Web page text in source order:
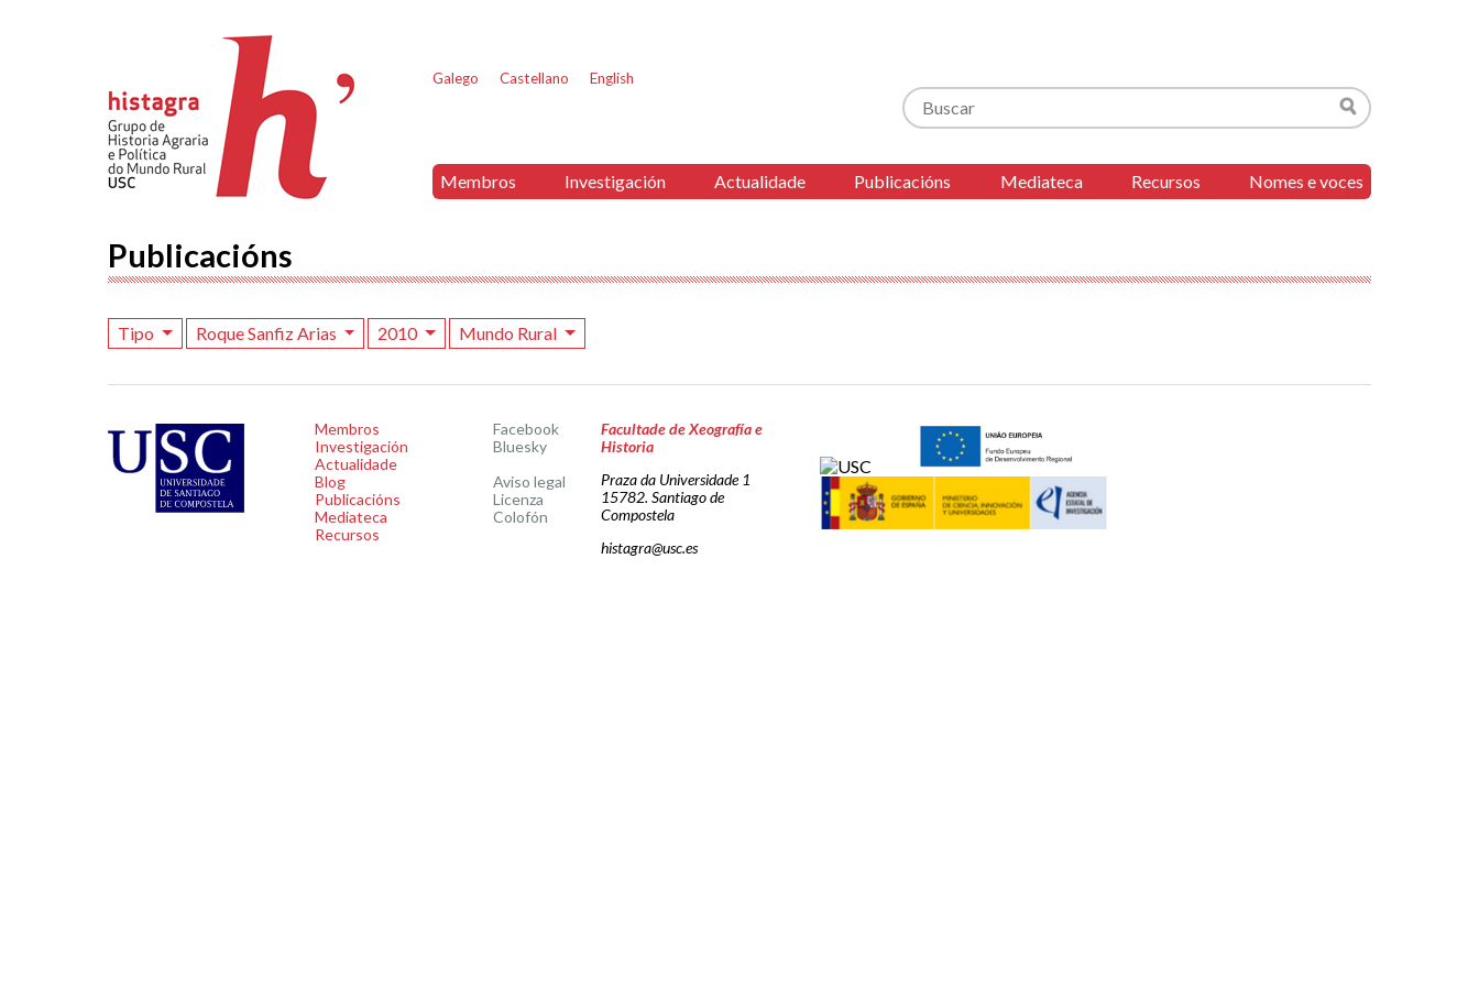
Galego Castellano English
Buscar
Buscar
Membros Investigación Actualidade Publicacións Mediateca Recursos Nomes e voces
Publicacións
Tipo Roque Sanfiz Arias 2010 Mundo Rural
Membros
Investigación
Actualidade
Blog
Publicacións
Mediateca
Recursos
Facebook
Bluesky
Aviso legal
Licenza
Colofón
Facultade de Xeografía e
Historia
Praza da Universidade 1
15782. Santiago de
Compostela
histagra@usc.es